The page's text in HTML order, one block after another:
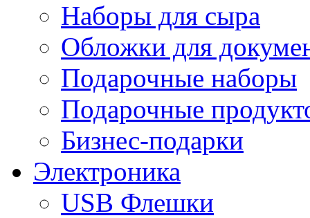
Наборы для сыра
Обложки для
Подарочные наборы
Подарочные
Бизнес-подарки
Электроника
USB Флешки